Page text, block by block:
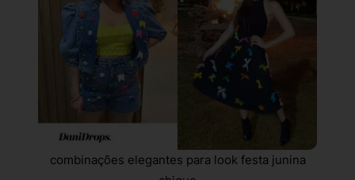
combinações elegantes para look festa junina